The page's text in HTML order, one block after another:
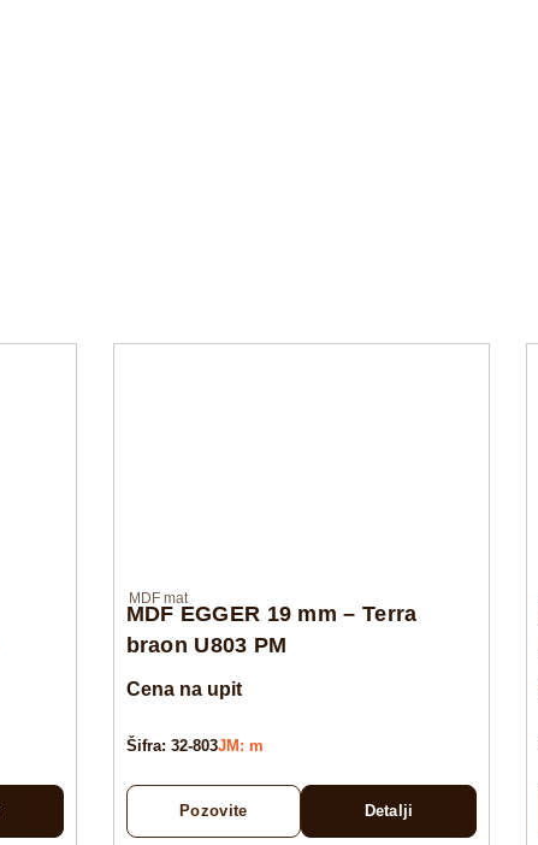
MDF mat
MDF EGGER 19 mm – Terra
braon U803 PM
Cena na upit
Šifra: 32-803JM: m
Pozovite Detalji